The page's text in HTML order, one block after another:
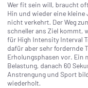
Wer fit sein will, braucht
Hin und wieder eine
nicht verkehrt. Der Weg
schneller ans Ziel kommt,
für High Intensity Interval
dafür aber sehr fordernde
Erholungsphasen vor. Ein
Belastung, danach 60
Anstrengung und Sport
wiederholt.